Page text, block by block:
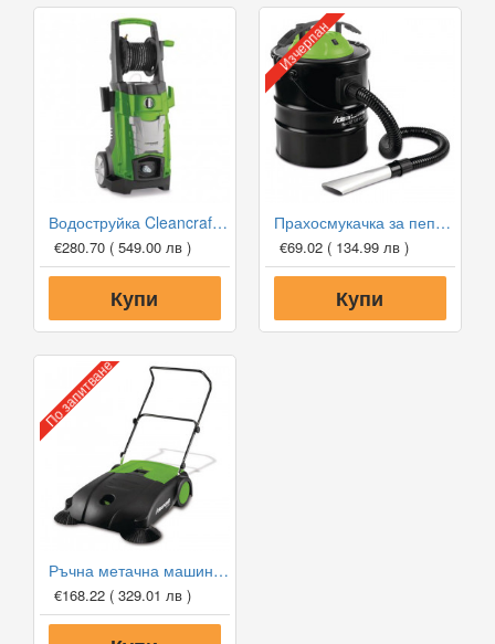
Водоструйка Cleancraft HDR-K 44-13
€280.70 ( 549.00 лв )
Купи
Изчерпан
Прахосмукачка за пепел Cleancraft flexCAT 120 VCA
€69.02 ( 134.99 лв )
Купи
По запитване
Ръчна метачна машина Cleancraft HKM 700
€168.22 ( 329.01 лв )